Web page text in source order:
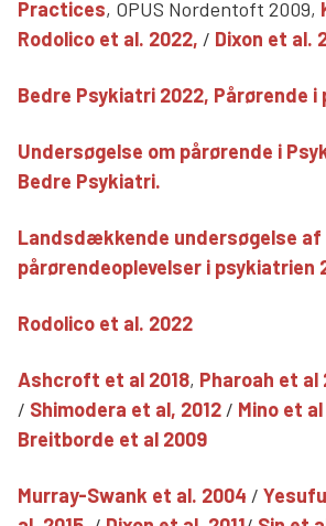
Practices, OPUS Nordentoft 2009,
Rodolico et al. 2022, / Dixon et al.
Bedre Psykiatri 2022, Pårørende i
Undersøgelse om pårørende i
Bedre Psykiatri.
Landsdækkende undersøgelse
pårørendeoplevelser i psykiatrien
Rodolico et al. 2022
Ashcroft et al 2018, Pharoah et al
/ Shimodera et al, 2012 / Mino et
Breitborde et al 2009
Murray-Swank et al. 2004 /